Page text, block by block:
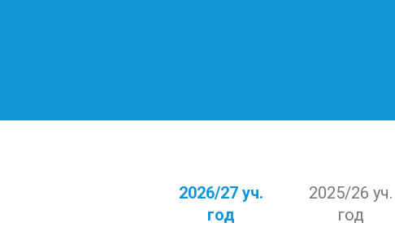
2026/27 уч.
год
2025/26 уч.
год